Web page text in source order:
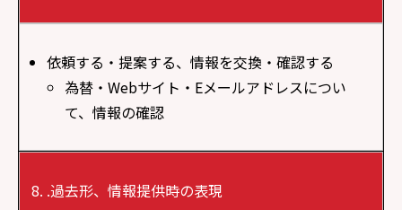
依頼する・提案する、情報を交換・確認する
為替・Webサイト・Eメールアドレスについ
て、情報の確認
.過去形、情報提供時の表現